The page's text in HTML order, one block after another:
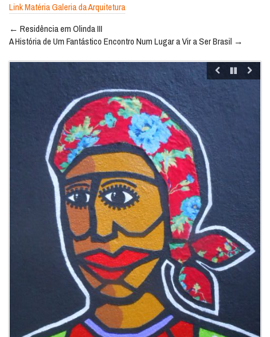
Link Matéria Galeria da Arquitetura
Navegação
entre
← Residência em Olinda III
A História de Um Fantástico Encontro Num Lugar a Vir a Ser Brasil →